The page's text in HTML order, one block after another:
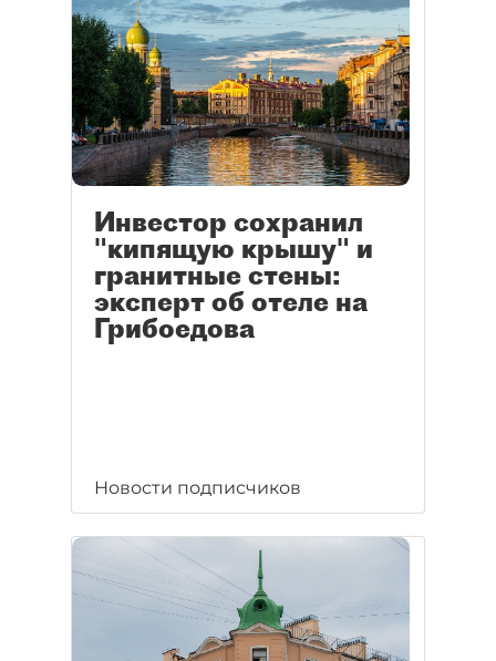
Инвестор сохранил
"кипящую крышу" и
гранитные стены:
эксперт об отеле на
Грибоедова
Новости подписчиков